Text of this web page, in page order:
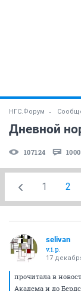
НГС.Форум
Дневной
107124 1000
1 2
selivan
v.i.p.
17
прочитала в
Академа и до